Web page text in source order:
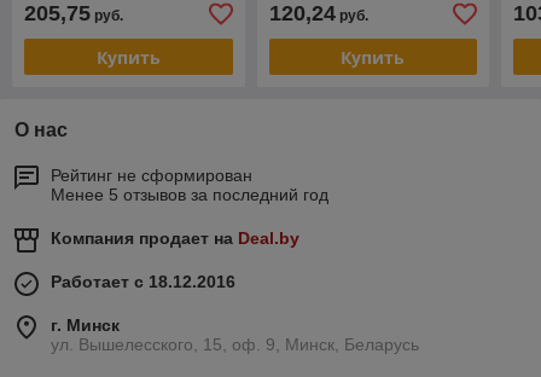
DV313M/DV512M/DV619M
(Katun) 52043
205,75 руб.
Купить
590000 стр., CET8125
120,24руб.
Купить
О нас
Рейтинг не сформирован
Менее 5 отзывов за последний год
Компания продает на Deal.by
Работает с 18.12.2016
г. Минск
ул. Вышелесского, 15, оф. 9, Минск, Беларусь